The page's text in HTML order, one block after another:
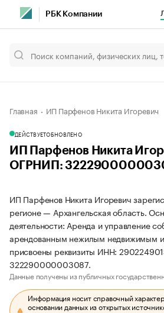
РБК Компании
Главная ИП Парфенов Никита Игоревич
ДЕЙСТВУЕТОБНОВЛЕНО
ИП Парфенов Никита
ОГРНИП:
ИП Парфенов Никита Игоревич
регионе — Архангельская область.
деятельности: Аренда и управление
арендованным нежилым недвижимым
присвоены реквизиты ИНН:
322290000003087.
Данные получены из публичных
Информация носит справочный
основании данных из открытых